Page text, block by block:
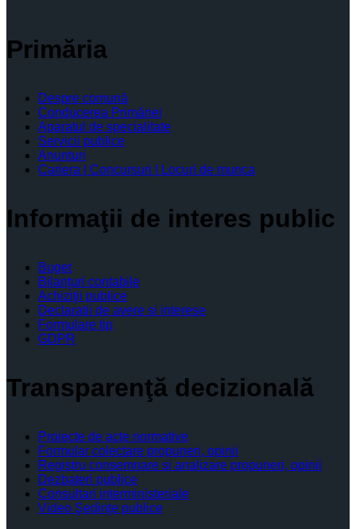
Primăria
Despre comună
Conducerea Primăriei
Aparatul de specialitate
Servicii publice
Anunturi
Cariera | Concursuri | Locuri de munca
Informaţii de interes public
Buget
Bilanţuri contabile
Achiziţii publice
Declaratii de avere si interese
Formulare tip
GDPR
Transparenţă decizională
Proiecte de acte normative
Formular colectare propuneri, opinii
Registru consemnare si analizare propuneri, opinii
Dezbateri publice
Consultari interministeriale
Video Şedinţe publice